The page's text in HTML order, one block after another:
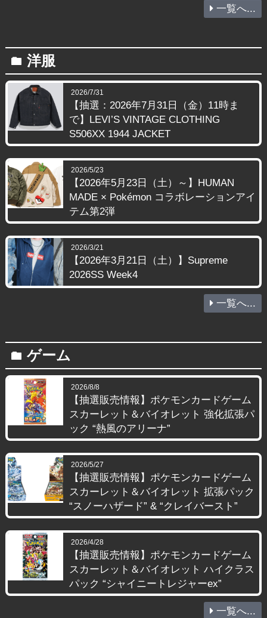
一覧へ...
folder 洋服
2026/7/31
【抽選：2026年7月31日（金）11時ま
で】LEVI’S VINTAGE CLOTHING
S506XX 1944 JACKET
2026/5/23
【2026年5月23日（土）～】HUMAN
MADE × Pokémon コラボレーションアイ
テム第2弾
2026/3/21
【2026年3月21日（土）】Supreme
2026SS Week4
一覧へ...
folder ゲーム
2026/8/8
【抽選販売情報】ポケモンカードゲーム
スカーレット＆バイオレット 強化拡張パ
ック “熱風のアリーナ”
2026/5/27
【抽選販売情報】ポケモンカードゲーム
スカーレット＆バイオレット 拡張パック
“スノーハザード” & “クレイバースト”
2026/4/28
【抽選販売情報】ポケモンカードゲーム
スカーレット＆バイオレット ハイクラス
パック “シャイニートレジャーex”
一覧へ...